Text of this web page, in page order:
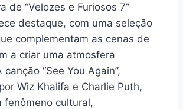
de “Velozes e Furiosos 7”
destaque, com uma seleção
complementam as cenas de
a criar uma atmosfera
“See You Again”,
Wiz Khalifa e Charlie Puth,
fenômeno cultural,